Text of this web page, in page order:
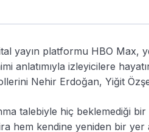
yayın platformu HBO Max,
anlatımıyla izleyicilere
Nehir Erdoğan, Yiğit
talebiyle hiç beklemediği
hem kendine yeniden bir